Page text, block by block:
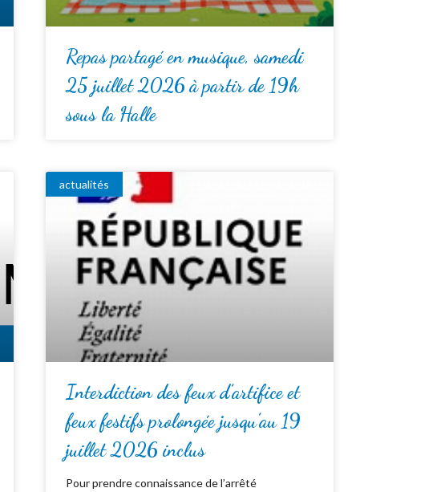
Repas partagé en musique, samedi
25 juillet 2026 à partir de 19h
sous la Halle
actualités
Interdiction des feux d’artifice et
feux festifs prolongée jusqu’au 19
juillet 2026 inclus
Pour prendre connaissance de l’arrêté